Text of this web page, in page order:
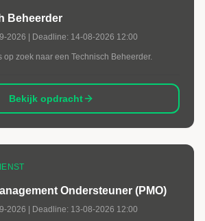
Beheerder
2026 | Deadline: 14-08-2026 12:00
op zoek naar een Technisch Beheerder.
Bekijk opdracht
Ondersteuner (PMO)
2026 | Deadline: 13-08-2026 12:00